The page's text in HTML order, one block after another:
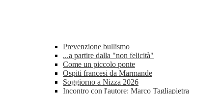
Prevenzione bullismo
...a partire dalla "non felicità"
Come un piccolo ponte
Ospiti francesi da Marmande
Soggiorno a Nizza 2026
Incontro con l'autore: Marco Tagliapietra